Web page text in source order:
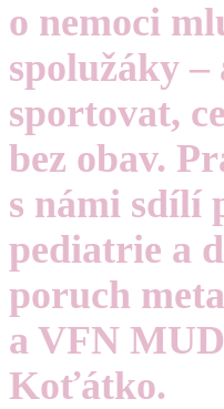
o nemoci
spolužáky
sportovat,
bez obav.
s námi
pediatrie a
poruch
a VFN
Koťátko.